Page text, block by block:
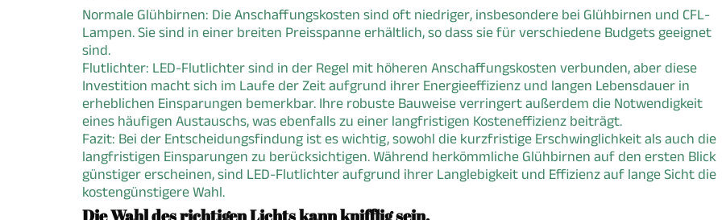
Normale Glühbirnen: Die Anschaffungskosten sind oft niedriger, insbesondere bei Glühbirnen und CFL-
Lampen. Sie sind in einer breiten Preisspanne erhältlich, so dass sie für verschiedene Budgets geeignet
sind.
Flutlichter: LED-Flutlichter sind in der Regel mit höheren Anschaffungskosten verbunden, aber diese
Investition macht sich im Laufe der Zeit aufgrund ihrer Energieeffizienz und langen Lebensdauer in
erheblichen Einsparungen bemerkbar. Ihre robuste Bauweise verringert außerdem die Notwendigkeit
eines häufigen Austauschs, was ebenfalls zu einer langfristigen Kosteneffizienz beiträgt.
Fazit: Bei der Entscheidungsfindung ist es wichtig, sowohl die kurzfristige Erschwinglichkeit als auch die
langfristigen Einsparungen zu berücksichtigen. Während herkömmliche Glühbirnen auf den ersten Blick
günstiger erscheinen, sind LED-Flutlichter aufgrund ihrer Langlebigkeit und Effizienz auf lange Sicht die
kostengünstigere Wahl.
Die Wahl des richtigen Lichts kann knifflig sein.